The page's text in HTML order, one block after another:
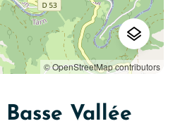
© OpenStreetMap contributors
Vallée